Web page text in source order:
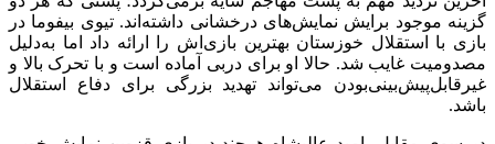
گزینه موجود برایش نمایش‌های درخشانی داشته‌اند. تیوی بیفوما در
بازی با استقلال خوزستان بهترین بازی‌اش را ارائه داد اما به‌دلیل
مصدومیت غایب شد. حالا او برای دربی آماده است و با تحرک بالا و
غیرقابل‌پیش‌بینی‌بودن می‌تواند تهدید بزرگی برای دفاع استقلال
باشد.